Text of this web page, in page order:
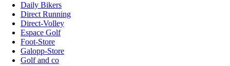
Daily Bikers
Direct Running
Direct-Volley
Espace Golf
Foot-Store
Galopp-Store
Golf and co